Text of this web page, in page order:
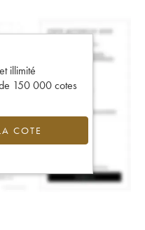
illimité
150 000 cotes
COTE